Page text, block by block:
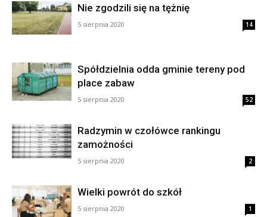
Nie zgodzili się na tężnię
5 sierpnia 2020 14
Spółdzielnia odda gminie tereny pod
place zabaw
5 sierpnia 2020 52
Radzymin w czołówce rankingu
zamożności
5 sierpnia 2020 2
Wielki powrót do szkół
5 sierpnia 2020 1